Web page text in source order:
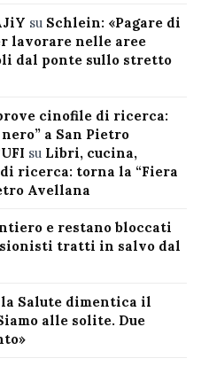
su Schlein: «Pagare di
lavorare nelle aree
dal ponte sullo stretto
cinofile di ricerca:
a San Pietro
su Libri, cucina,
ricerca: torna la “Fiera
Avellana
e restano bloccati
tratti in salvo dal
Salute dimentica il
alle solite. Due